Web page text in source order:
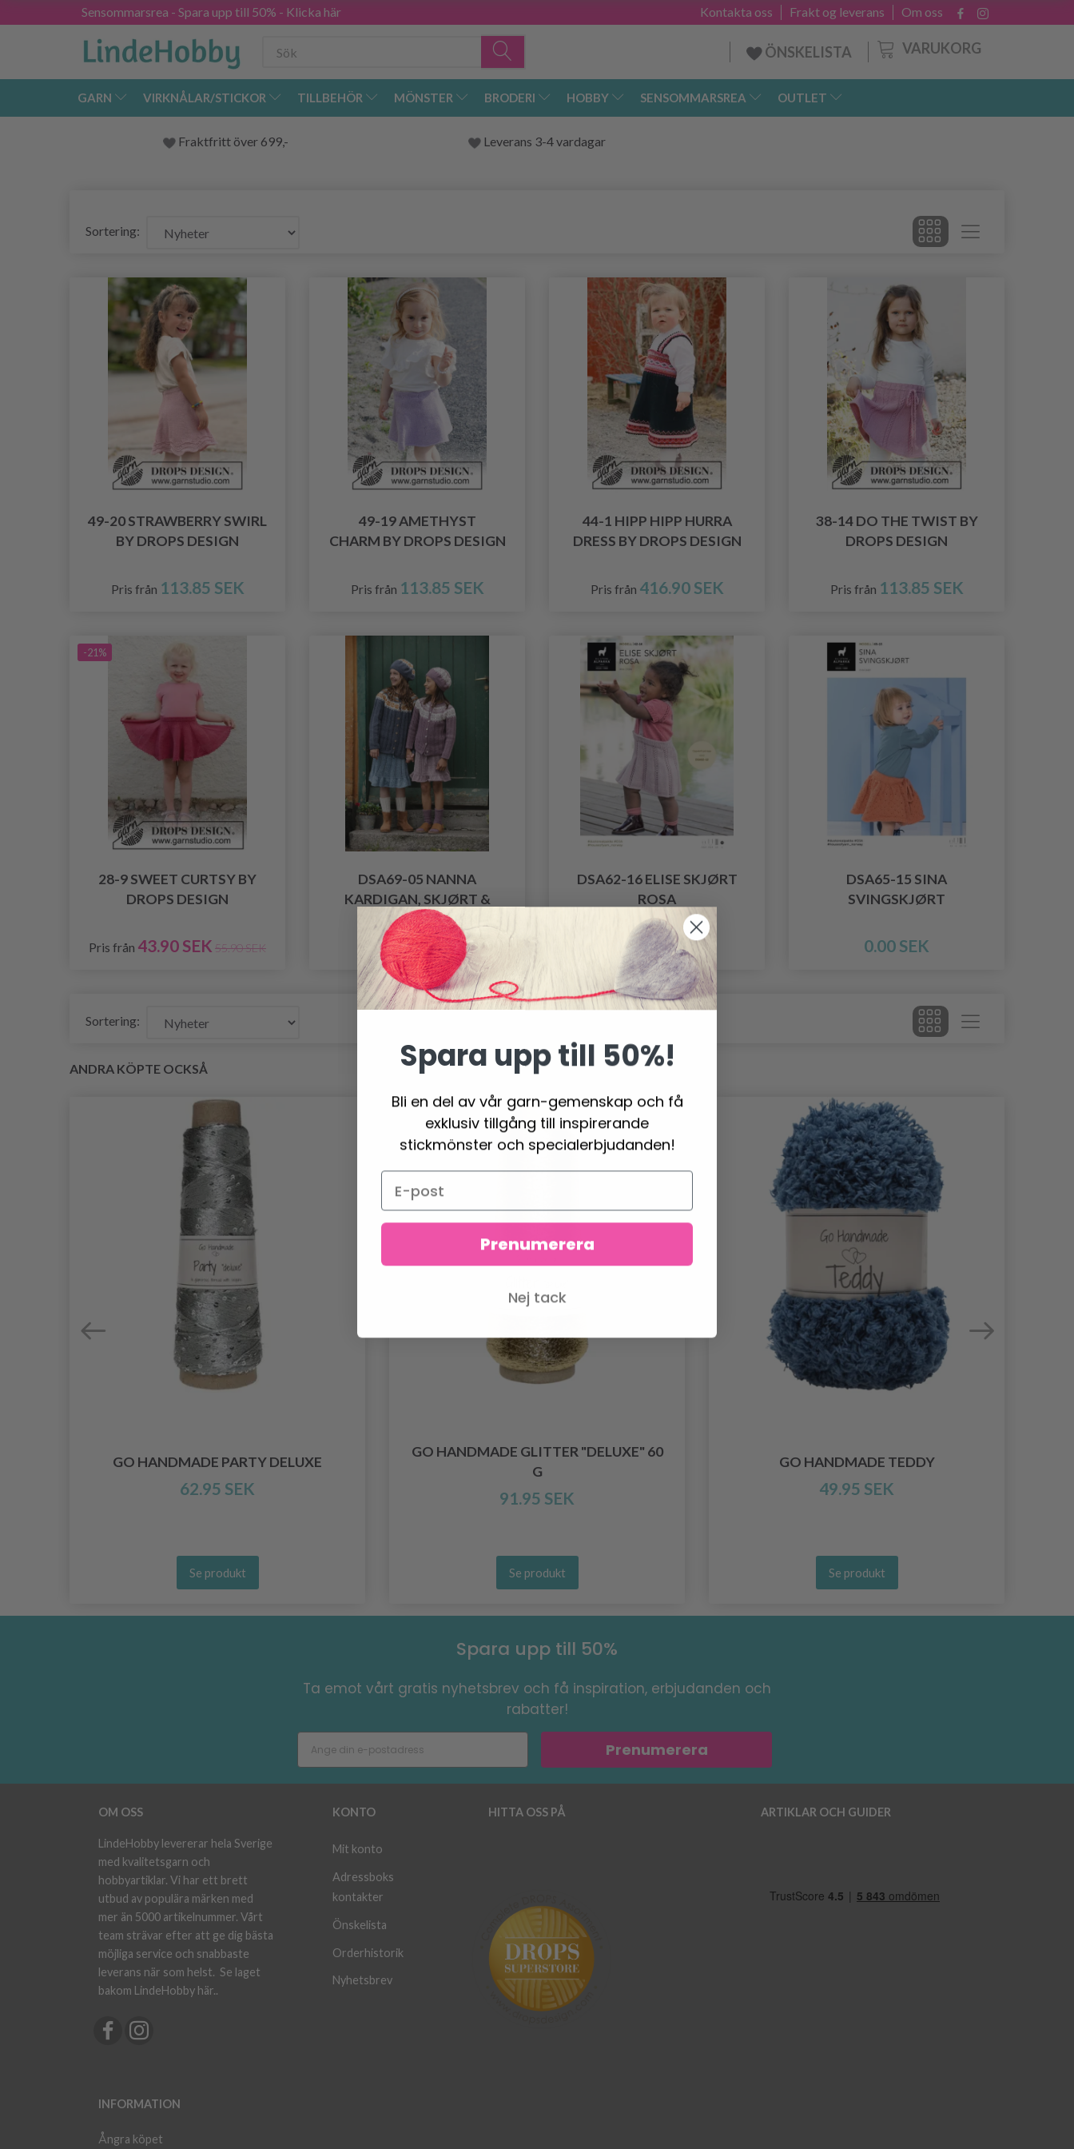
Sensommarsrea - Spara upp till 50% - Klicka här Om oss
Frakt og leverans
Kontakta oss
VARUKORG
ÖNSKELISTA
GARN VIRKNÅLAR/STICKOR TILLBEHÖR MÖNSTER BRODERI HOBBY SENSOMMARSREA OUTLET
Fraktfritt över 699,- Leverans 3-4 vardagar
Sortering:
49-20 STRAWBERRY SWIRL
BY DROPS DESIGN
Pris från 113.85 SEK
49-19 AMETHYST
CHARM BY DROPS DESIGN
Pris från 113.85 SEK
44-1 HIPP HIPP HURRA
DRESS BY DROPS DESIGN
Pris från 416.90 SEK
38-14 DO THE TWIST BY
DROPS DESIGN
Pris från 113.85 SEK
-21%
28-9 SWEET CURTSY BY
DROPS DESIGN
Pris från 43.90 SEK 55.90 SEK
DSA69-05 NANNA
KARDIGAN, SKJØRT &
BAKSERLUE SYRIN
0.00 SEK
DSA62-16 ELISE SKJØRT
ROSA
0.00 SEK
DSA65-15 SINA
SVINGSKJØRT
0.00 SEK
Sortering:
ANDRA KÖPTE OCKSÅ
GO HANDMADE PARTY DELUXE
62.95 SEK
Se produkt
GO HANDMADE GLITTER "DELUXE" 60
G
91.95 SEK
Se produkt
GO HANDMADE TEDDY
49.95 SEK
Se produkt
Spara upp till 50%
Ta emot vårt gratis nyhetsbrev och få inspiration, erbjudanden och
rabatter!
Prenumerera
OM OSS
LindeHobby levererar hela Sverige
med kvalitetsgarn och
hobbyartiklar. Vi har ett brett
utbud av populära märken med
mer än 5000 artikelnummer. Vårt
team strävar efter att ge dig bästa
möjliga service och snabbaste
leverans när som helst. Se laget
bakom LindeHobby här..
INFORMATION
Ångra köpet
KONTO
Mit konto
Adressboks
kontakter
Önskelista
Orderhistorik
Nyhetsbrev
HITTA OSS PÅ ARTIKLAR OCH GUIDER
Spara upp till 50%!
Bli en del av vår garn-gemenskap och få
exklusiv tillgång till inspirerande
stickmönster och specialerbjudanden!
Prenumerera
Nej tack